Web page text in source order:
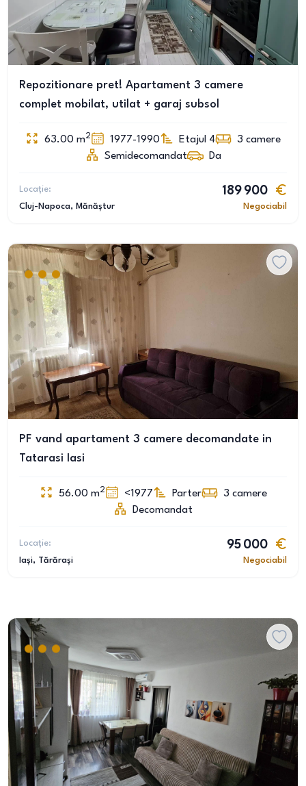
Repozitionare pret! Apartament 3 camere
complet mobilat, utilat + garaj subsol
63.00 m2 1977-1990 Etajul 4 3 camere
Semidecomandat
Da
Locație:
Cluj-Napoca, Mănăștur
189 900
Negociabil
PF vand apartament 3 camere decomandate in
Tatarasi Iasi
56.00 m2 <1977 Parter 3 camere
Decomandat
Locație:
Iași, Tărărași
95 000
Negociabil